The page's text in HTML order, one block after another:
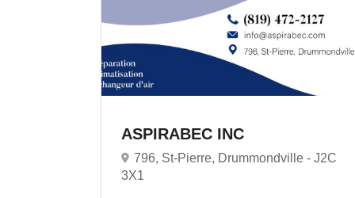
ASPIRABEC INC
796, St-Pierre, Drummondville - J2C
3X1